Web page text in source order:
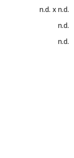
n.d. x n.d.
n.d.
n.d.